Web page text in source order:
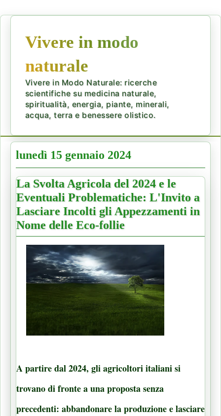
Vivere in modo
naturale
Vivere in Modo Naturale: ricerche
scientifiche su medicina naturale,
spiritualità, energia, piante, minerali,
acqua, terra e benessere olistico.
lunedì 15 gennaio 2024
La Svolta Agricola del 2024 e le
Eventuali Problematiche: L'Invito a
Lasciare Incolti gli Appezzamenti in
Nome delle Eco-follie
A partire dal 2024, gli agricoltori italiani si
trovano di fronte a una proposta senza
precedenti: abbandonare la produzione e lasciare